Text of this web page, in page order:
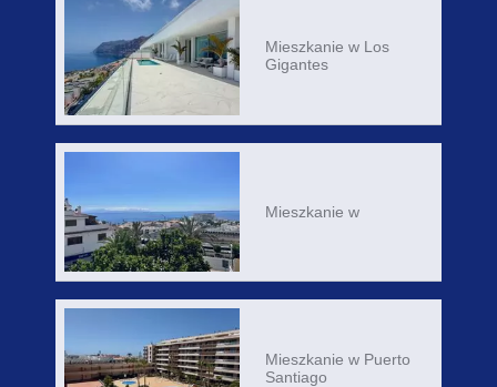
Mieszkanie w Los
Gigantes
Mieszkanie w
Mieszkanie w Puerto
Santiago